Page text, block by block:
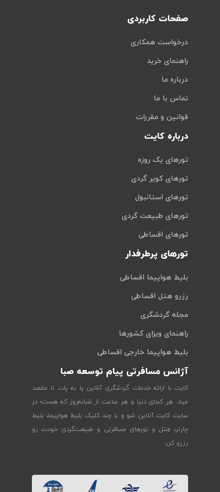
صفحات کاربردی
درخواست همکاری
راهنمای خرید
درباره ما
تماس با ما
قوانین و مقررات
درباره کایت
تورهای یک روزه
تورهای کویر گردی
تورهای استانبول
تورهای طبیعت گردی
تورهای اقساطی
تورهای پرطرفدار
بلیط هواپیما اقساطی
رزرو هتل اقساطی
مجله گردشگری
راهنمای ویزای کشورها
بلیط هواپیما خارجی اقساطی
آژانس مسافرتی پیام توسعه صبا
کایت با ارائه خدمات گردشگری آنلاین پا به پات تا مقصد
میاد. هر کجای دنیا و هر ساعت از شبانه‌روز که هست؛ در
سایت کایت آنلاین شو و با چند کلیک بلیط هواپیما، بلیط
چارتر، هتل و تورهای مسافرتی و طبیعت‌گردی خودت رو
رزرو کن.